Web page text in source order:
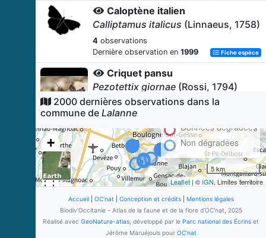
Caloptène italien
Calliptamus italicus (Linnaeus, 1758)
4 observations
Dernière observation en 1999 Fiche espèce
Criquet pansu
Pezotettix giornae (Rossi, 1794)
4observations
Dernière observation en
-
Euchorthippus elegantulusZeuner,
1940
observations
Dernière observation en1999 Fiche espèce
Pouillot véloce
Phylloscopus collybita (Vieillot,
1817)
2000 dernières observations dans la
commune de Lalanne
+
Données dégradées
Non dégradées
5 km
Leaflet| ©IGN, Limites territoire
Accueil| OC'nat| Conception et crédits| Mentions légales
Biodiv'Occitanie - Atlas de la faune et de la flore d'OC'nat, 2025
Réalisé avec GeoNature-atlas , développé par le Parc national des Écrins et
Jérôme Maruéjouls pour OC'nat